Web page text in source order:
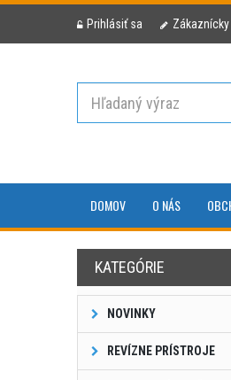
Prihlásiť sa
DOMOV O NÁS
KATEGÓRIE
NOVINKY
REVÍZNE PRÍSTROJE